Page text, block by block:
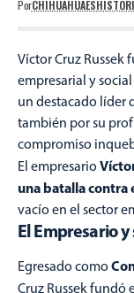
Por
Víctor Cruz Russek
empresarial y
un destacado líder
también por su
compromiso
El empresario
una batalla contra
vacío en el sector
El Empresario
Egresado como
Cruz Russek fundó